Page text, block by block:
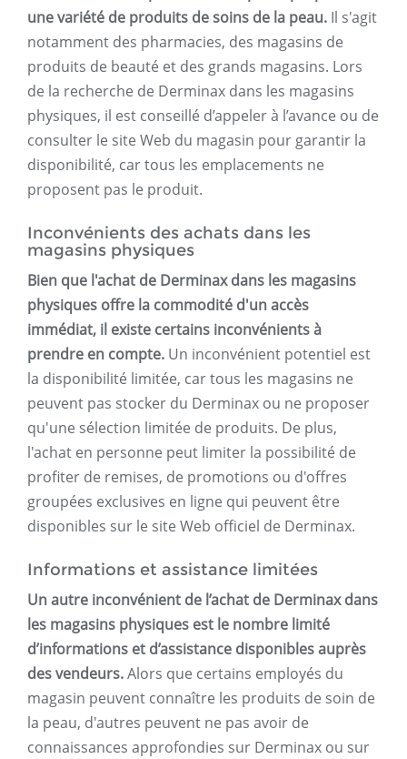
une variété de produits de soins de la peau. Il s'agit
notamment des pharmacies, des magasins de
produits de beauté et des grands magasins. Lors
de la recherche de Derminax dans les magasins
physiques, il est conseillé d’appeler à l’avance ou de
consulter le site Web du magasin pour garantir la
disponibilité, car tous les emplacements ne
proposent pas le produit.
Inconvénients des achats dans les
magasins physiques
Bien que l'achat de Derminax dans les magasins
physiques offre la commodité d'un accès
immédiat, il existe certains inconvénients à
prendre en compte. Un inconvénient potentiel est
la disponibilité limitée, car tous les magasins ne
peuvent pas stocker du Derminax ou ne proposer
qu'une sélection limitée de produits. De plus,
l'achat en personne peut limiter la possibilité de
profiter de remises, de promotions ou d'offres
groupées exclusives en ligne qui peuvent être
disponibles sur le site Web officiel de Derminax.
Informations et assistance limitées
Un autre inconvénient de l’achat de Derminax dans
les magasins physiques est le nombre limité
d’informations et d’assistance disponibles auprès
des vendeurs.Alors que certains employés du
magasin peuvent connaître les produits de soin de
la peau, d'autres peuvent ne pas avoir de
connaissances approfondies sur Derminax ou sur